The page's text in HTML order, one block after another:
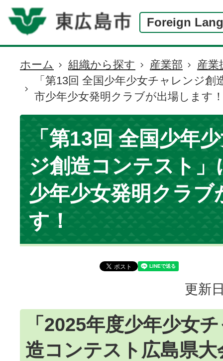
Foreign
現
位
ホーム 組織から探す 産業部
産業
「第13回 全国少年少女チャレンジ
市少年少女発明クラブが出場します
「第13回 全国少年
ジ創造コンテスト」
少年少女発明クラブ
す！
更新
「2025年度少年少女
造コンテスト広島県